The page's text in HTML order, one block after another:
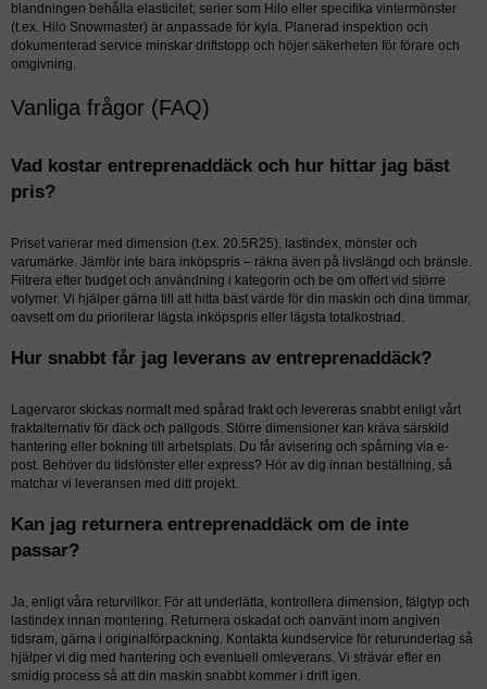
blandningen behålla elasticitet; serier som Hilo eller specifika vintermönster
(t.ex. Hilo Snowmaster) är anpassade för kyla. Planerad inspektion och
dokumenterad service minskar driftstopp och höjer säkerheten för förare och
omgivning.
Vanliga frågor (FAQ)
Vad kostar entreprenaddäck och hur hittar jag bäst
pris?
Priset varierar med dimension (t.ex. 20.5R25), lastindex, mönster och
varumärke. Jämför inte bara inköpspris – räkna även på livslängd och bränsle.
Filtrera efter budget och användning i kategorin och be om offert vid större
volymer. Vi hjälper gärna till att hitta bäst värde för din maskin och dina timmar,
oavsett om du prioriterar lägsta inköpspris eller lägsta totalkostnad.
Hur snabbt får jag leverans av entreprenaddäck?
Lagervaror skickas normalt med spårad frakt och levereras snabbt enligt vårt
fraktalternativ för däck och pallgods. Större dimensioner kan kräva särskild
hantering eller bokning till arbetsplats. Du får avisering och spårning via e-
post. Behöver du tidsfönster eller express? Hör av dig innan beställning, så
matchar vi leveransen med ditt projekt.
Kan jag returnera entreprenaddäck om de inte
passar?
Ja, enligt våra returvillkor. För att underlätta, kontrollera dimension, fälgtyp och
lastindex innan montering. Returnera oskadat och oanvänt inom angiven
tidsram, gärna i originalförpackning. Kontakta kundservice för returunderlag så
hjälper vi dig med hantering och eventuell omleverans. Vi strävar efter en
smidig process så att din maskin snabbt kommer i drift igen.